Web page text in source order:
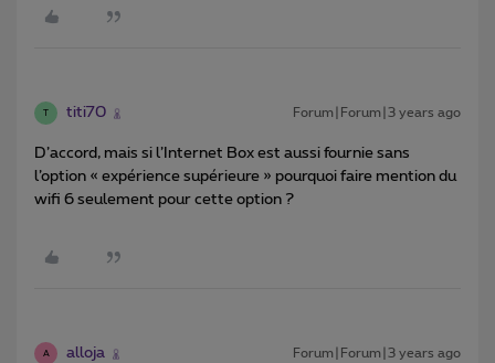
T titi70 Forum|Forum|3 years ago
D’accord, mais si l’Internet Box est aussi fournie sans
l’option « expérience supérieure » pourquoi faire mention du
wifi 6 seulement pour cette option ?
A alloja Forum|Forum|3 years ago